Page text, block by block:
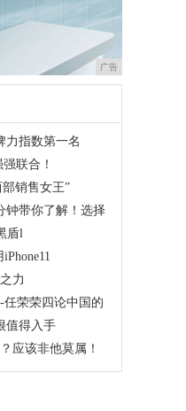
广告
力指数第一名
联合！
部销售女王”
钟带你了解！选择
盾l
力
荣荣四论中国的
值得入手
应该非他莫属！